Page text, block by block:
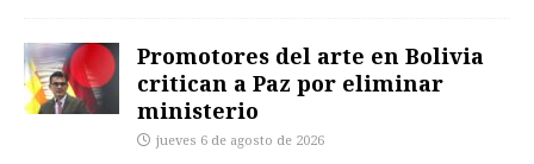
Promotores del arte en Bolivia
critican a Paz por eliminar
ministerio
jueves 6 de agosto de 2026